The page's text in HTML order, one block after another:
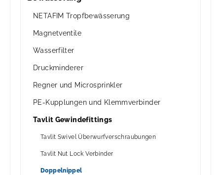
NETAFIM Tropfbewässerung
Magnetventile
Wasserfilter
Druckminderer
Regner und Microsprinkler
PE-Kupplungen und Klemmverbinder
Tavlit Gewindefittings
Tavlit Swivel Überwurfverschraubungen
Tavlit Nut Lock Verbinder
Doppelnippel